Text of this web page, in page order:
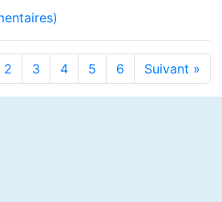
2 3 4 5 6 Suivant »